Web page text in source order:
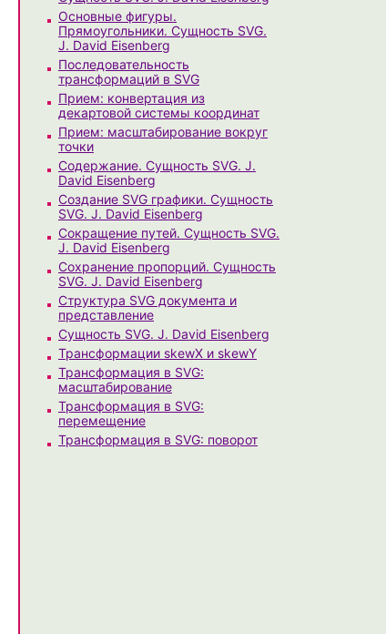
Основные фигуры.
Прямоугольники. Сущность SVG.
J. David Eisenberg
Последовательность
трансформаций в SVG
Прием: конвертация из
декартовой системы координат
Прием: масштабирование вокруг
точки
Содержание. Сущность SVG. J.
David Eisenberg
Создание SVG графики. Сущность
SVG. J. David Eisenberg
Сокращение путей. Сущность SVG.
J. David Eisenberg
Сохранение пропорций. Сущность
SVG. J. David Eisenberg
Структура SVG документа и
представление
Сущность SVG. J. David Eisenberg
Трансформации skewX и skewY
Трансформация в SVG:
масштабирование
Трансформация в SVG:
перемещение
Трансформация в SVG: поворот